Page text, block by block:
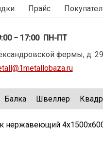
Прайс
− 17:00 ПН-ПТ
фермы, д. 29
Балка Швеллер
нержавеющий